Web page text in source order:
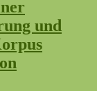
und